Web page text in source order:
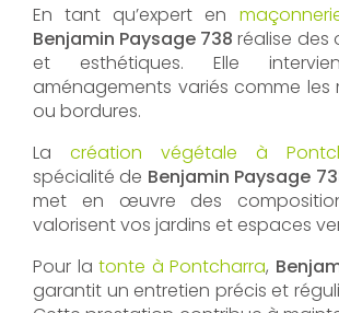
En tant qu’expert en
Benjamin Paysage 738 réalise des
et esthétiques. Elle
aménagements variés comme les
ou bordures.
La création végétale à
spécialité de Benjamin Paysage
met en œuvre des
valorisent vos jardins et espaces
Pour latonte à Pontcharra,
garantit un entretien précis et